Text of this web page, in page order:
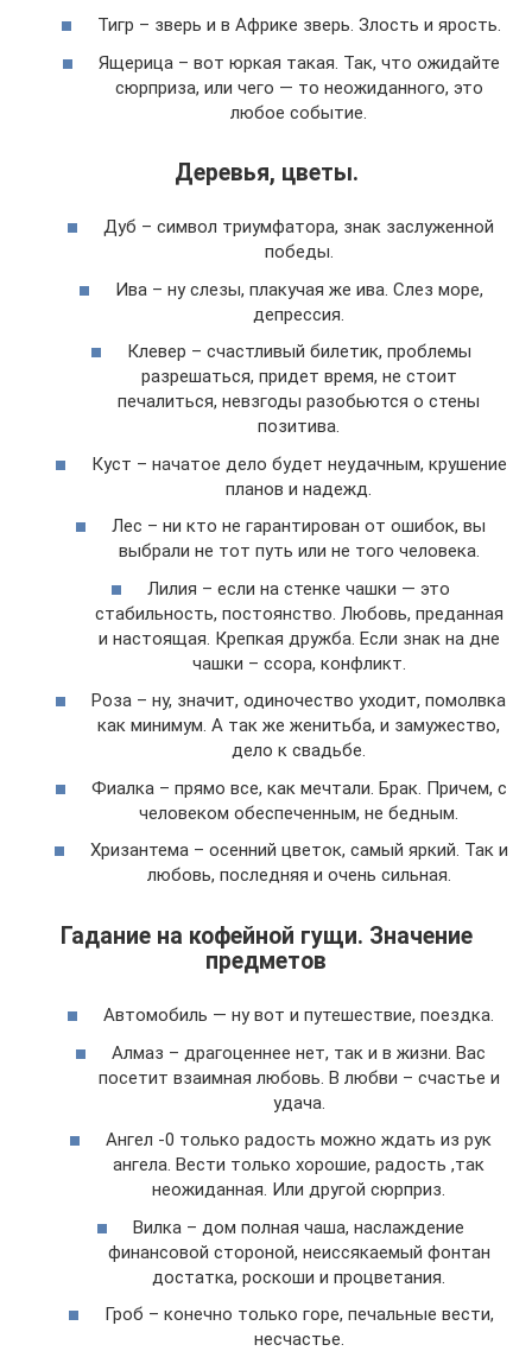
Тигр – зверь и в Африке зверь. Злость и ярость.
Ящерица – вот юркая такая. Так, что ожидайте
сюрприза, или чего — то неожиданного, это
любое событие.
Деревья, цветы.
Дуб – символ триумфатора, знак заслуженной
победы.
Ива – ну слезы, плакучая же ива. Слез море,
депрессия.
Клевер – счастливый билетик, проблемы
разрешаться, придет время, не стоит
печалиться, невзгоды разобьются о стены
позитива.
Куст – начатое дело будет неудачным, крушение
планов и надежд.
Лес – ни кто не гарантирован от ошибок, вы
выбрали не тот путь или не того человека.
Лилия – если на стенке чашки — это
стабильность, постоянство. Любовь, преданная
и настоящая. Крепкая дружба. Если знак на дне
чашки – ссора, конфликт.
Роза – ну, значит, одиночество уходит, помолвка
как минимум. А так же женитьба, и замужество,
дело к свадьбе.
Фиалка – прямо все, как мечтали. Брак. Причем, с
человеком обеспеченным, не бедным.
Хризантема – осенний цветок, самый яркий. Так и
любовь, последняя и очень сильная.
Гадание на кофейной гущи. Значение
предметов
Автомобиль — ну вот и путешествие, поездка.
Алмаз – драгоценнее нет, так и в жизни. Вас
посетит взаимная любовь. В любви – счастье и
удача.
Ангел -0 только радость можно ждать из рук
ангела. Вести только хорошие, радость ,так
неожиданная. Или другой сюрприз.
Вилка – дом полная чаша, наслаждение
финансовой стороной, неиссякаемый фонтан
достатка, роскоши и процветания.
Гроб – конечно только горе, печальные вести,
несчастье.